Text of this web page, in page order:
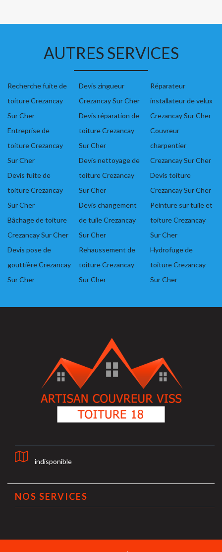
AUTRES SERVICES
Recherche fuite de
toiture Crezancay
Sur Cher
Entreprise de
toiture Crezancay
Sur Cher
Devis fuite de
toiture Crezancay
Sur Cher
Bâchage de toiture
Crezancay Sur Cher
Devis pose de
gouttière Crezancay
Sur Cher
Devis zingueur
Crezancay Sur Cher
Devis réparation de
toiture Crezancay
Sur Cher
Devis nettoyage de
toiture Crezancay
Sur Cher
Devis changement
de tuile Crezancay
Sur Cher
Rehaussement de
toiture Crezancay
Sur Cher
Réparateur
installateur de velux
Crezancay Sur Cher
Couvreur
charpentier
Crezancay Sur Cher
Devis toiture
Crezancay Sur Cher
Peinture sur tuile et
toiture Crezancay
Sur Cher
Hydrofuge de
toiture Crezancay
Sur Cher
indisponible
NOS SERVICES